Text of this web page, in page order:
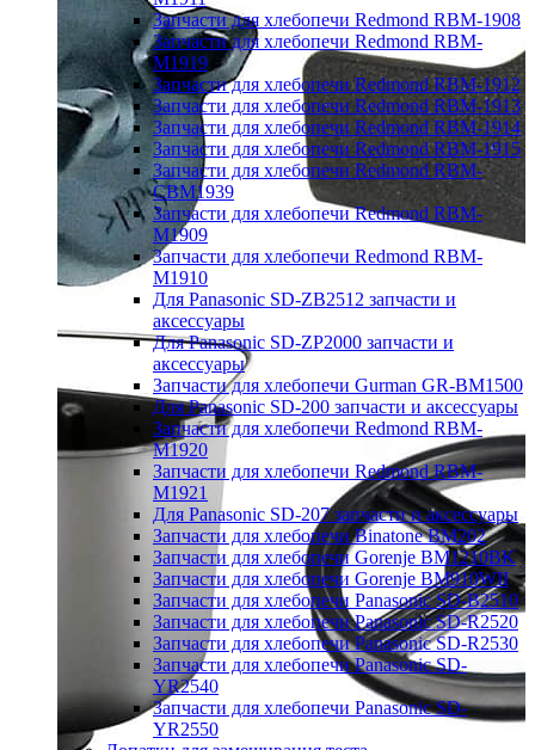
Запчасти для хлебопечи Redmond RBM-1908
Запчасти для хлебопечи Redmond RBM-
M1919
Запчасти для хлебопечи Redmond RBM-1912
Запчасти для хлебопечи Redmond RBM-1913
Запчасти для хлебопечи Redmond RBM-1914
Запчасти для хлебопечи Redmond RBM-1915
Запчасти для хлебопечи Redmond RBM-
CBM1939
Запчасти для хлебопечи Redmond RBM-
M1909
Запчасти для хлебопечи Redmond RBM-
M1910
Для Panasonic SD-ZB2512 запчасти и
аксессуары
Для Panasonic SD-ZP2000 запчасти и
аксессуары
Запчасти для хлебопечи Gurman GR-BM1500
Для Panasonic SD-200 запчасти и аксессуары
Запчасти для хлебопечи Redmond RBM-
M1920
Запчасти для хлебопечи Redmond RBM-
M1921
Для Panasonic SD-207 запчасти и аксессуары
Запчасти для хлебопечи Binatone BM202
Запчасти для хлебопечи Gorenje BM1210BK
Запчасти для хлебопечи Gorenje BM910WII
Запчасти для хлебопечи Panasonic SD-B2510
Запчасти для хлебопечи Panasonic SD-R2520
Запчасти для хлебопечи Panasonic SD-R2530
Запчасти для хлебопечи Panasonic SD-
YR2540
Запчасти для хлебопечи Panasonic SD-
YR2550